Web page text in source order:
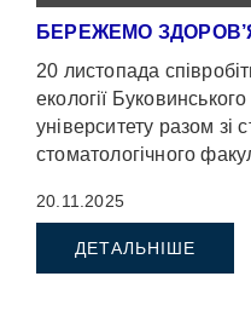
БЕРЕЖЕМО
20 листопада
екології
університету разом зі
стоматологічного
Метою […]
20.11.2025
ДЕТАЛЬНІШЕ